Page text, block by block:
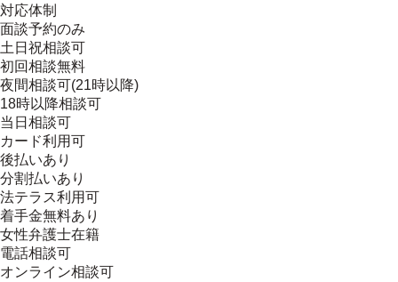
対応体制
面談予約のみ
土日祝相談可
初回相談無料
夜間相談可(21時以降)
18時以降相談可
当日相談可
カード利用可
後払いあり
分割払いあり
法テラス利用可
着手金無料あり
女性弁護士在籍
電話相談可
オンライン相談可